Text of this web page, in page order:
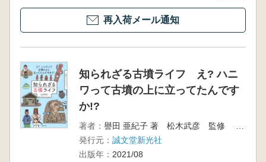
再入荷メール通知
知られざる古墳ライフ え? ハニ
ワって古墳の上に立ってたんです
か!?
著者：
譽田 亜紀子 著 松木武彦 監修 イラスト スソ アキコ
発行元： 誠文堂新光社
出版年： 2021/08